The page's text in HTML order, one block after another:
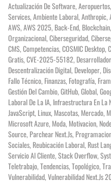
Actualización De Software,Aeropuertos,
Services,Ambiente Laboral,Anthropic,
AWS,AWS 2025, Back-End, Blockchain,
Organizacional,Ciberseguridad,
CMS,Competencias,COSMIC Desktop,
Gratis,CVE-2025-55182, Desarrollador
Descentralización Digital, Developer,
Fallo Técnico, Finanzas, Fotografía,
Gestión Del Cambio,GitHub,Global,
Laboral De La IA, Infraestructura En La
JavaScript, Linux, Mascotas, Mercado,
Microsoft Azure, Moda, Motivacion,
Source, Parchear Next.js,
Sociales, Reubicación Laboral, Rust
Servicio Al Cliente,Stack Overflow,
Teletrabajo,Tendencias,Topológico,
Vulnerabilidad,Vulnerabilidad Next.js